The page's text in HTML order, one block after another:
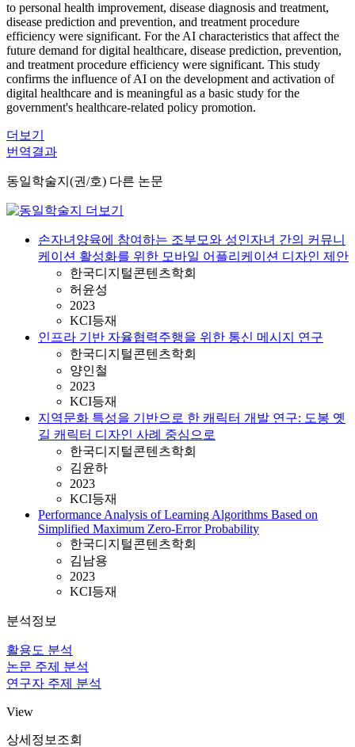
to personal health improvement, disease diagnosis and treatment,
disease prediction and prevention, and treatment procedure
efficiency were significant. For the AI characteristics that affect the
future demand for digital healthcare, disease prediction, prevention,
and treatment procedure efficiency were significant. This study
confirms the influence of AI on the development and activation of
digital healthcare and is meaningful as a basic study for the
government's healthcare-related policy promotion.
더보기
번역결과
동일학술지(권/호) 다른 논문
손자녀양육에 참여하는 조부모와 성인자녀 간의 커뮤니
케이션 활성화를 위한 모바일 어플리케이션 디자인 제안
한국디지털콘텐츠학회
허윤성
2023
KCI등재
인프라 기반 자율협력주행을 위한 통신 메시지 연구
한국디지털콘텐츠학회
양인철
2023
KCI등재
지역문화 특성을 기반으로 한 캐릭터 개발 연구: 도봉 옛
길 캐릭터 디자인 사례 중심으로
한국디지털콘텐츠학회
김윤하
2023
KCI등재
Performance Analysis of Learning Algorithms Based on
Simplified Maximum Zero-Error Probability
한국디지털콘텐츠학회
김남용
2023
KCI등재
분석정보
활용도 분석
논문 주제 분석
연구자 주제 분석
View
상세정보조회